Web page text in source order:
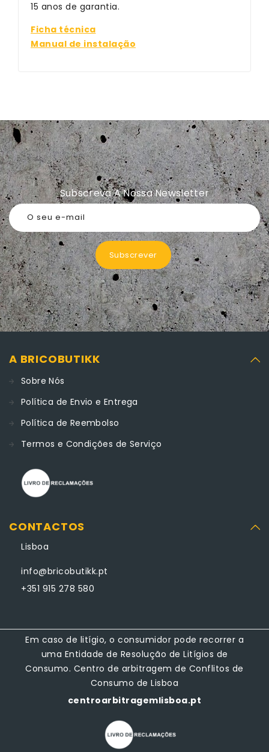
15 anos de garantia.
Ficha técnica
Manual de instalação
Subscreva A Nossa Newsletter
O seu e-mail
Subscrever
A BRICOBUTIKK
Sobre Nós
Política de Envio e Entrega
Política de Reembolso
Termos e Condições de Serviço
CONTACTOS
Lisboa
info@bricobutikk.pt
+351 915 278 580
Em caso de litígio, o consumidor pode recorrer a
uma Entidade de Resolução de Litígios de
Consumo. Centro de arbitragem de Conflitos de
Consumo de Lisboa
centroarbitragemlisboa.pt